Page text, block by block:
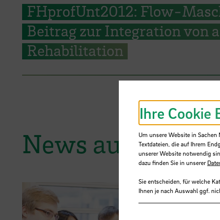
FHprofUnt2012: Flow-
Beitrag zur Integration von
Rehabilitation
News aus der
Ihre Cookie
Um unsere Website in
Textdateien, die auf Ihrem
unserer Website notwendig
dazu finden Sie in unserer
Sie entscheiden, für welche
Ihnen je nach Auswahl ggf.